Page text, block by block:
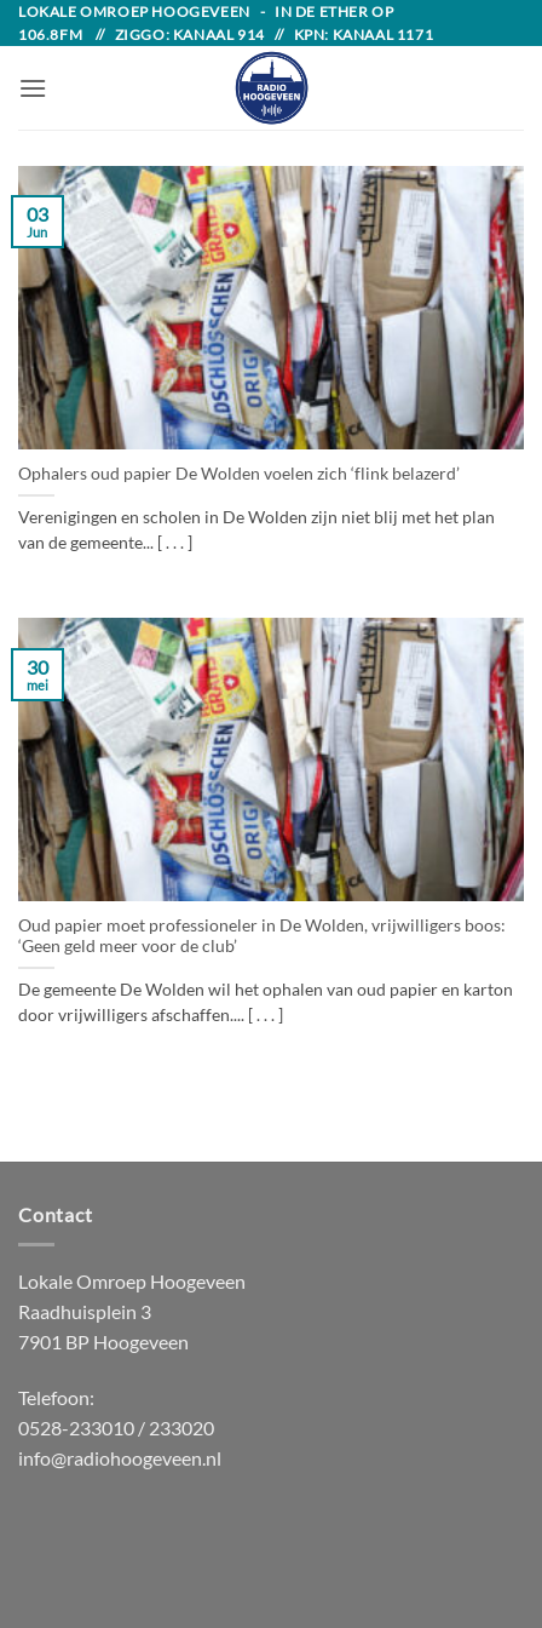
Skip
to
content
LOKALE OMROEP HOOGEVEEN - IN DE ETHER OP
106.8FM // ZIGGO: KANAAL 914 // KPN: KANAAL 1171
Ophalers oud papier De Wolden voelen zich ‘flink belazerd’
Verenigingen en scholen in De Wolden zijn niet blij met het plan
van de gemeente... [ . . . ]
03
Jun
Oud papier moet professioneler in De Wolden, vrijwilligers boos:
‘Geen geld meer voor de club’
De gemeente De Wolden wil het ophalen van oud papier en karton
door vrijwilligers afschaffen.... [ . . . ]
30
mei
Contact
Lokale Omroep Hoogeveen
Raadhuisplein 3
7901 BP Hoogeveen
Telefoon:
0528-233010 / 233020
info@radiohoogeveen.nl